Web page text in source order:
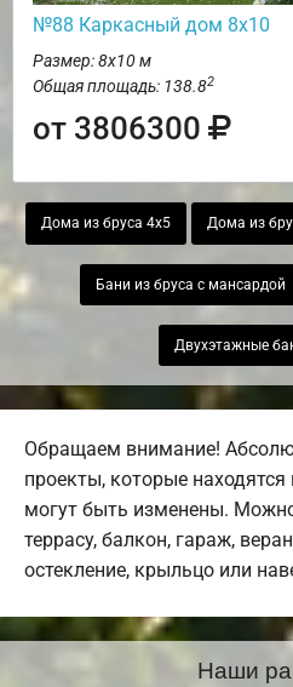
№88 Каркасный дом 8х10
Размер: 8х10 м
Общая площадь: 138.82
от 3806300
Дома из бруса 4х5 Дома из
Бани из бруса с мансардой
Двухэтажные
Обращаем внимание!
проекты, которые находятся
могут быть изменены.
террасу, балкон, гараж,
остекление, крыльцо или
Наши